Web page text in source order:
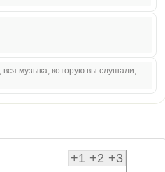
музыка, которую вы слушали,
+1 +2 +3